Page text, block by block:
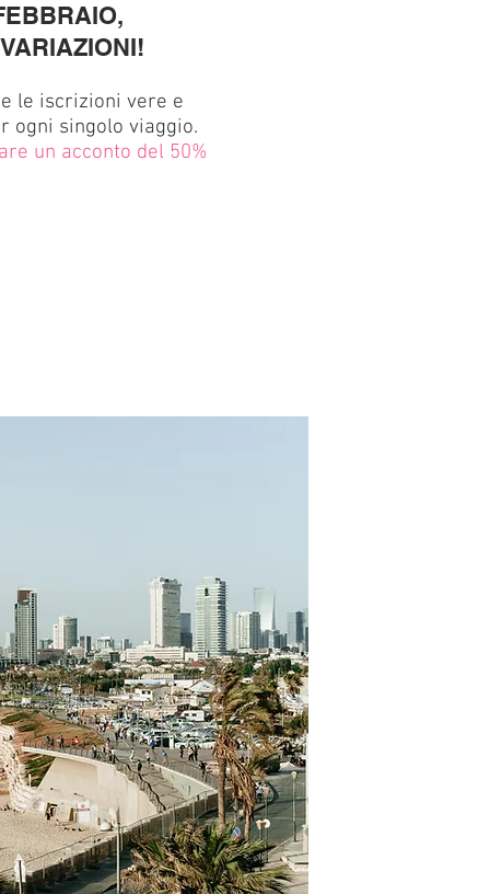
le iscrizioni vere e
ogni singolo viaggio.
un acconto del 50%